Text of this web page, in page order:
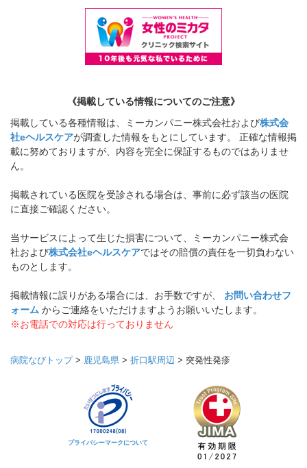
《掲載している情報についてのご注意》
掲載している各種情報は、ミーカンパニー株式会社および株式会
社eヘルスケアが調査した情報をもとにしています。 正確な情報掲
載に努めておりますが、内容を完全に保証するものではありませ
ん。
掲載されている医院を受診される場合は、事前に必ず該当の医院
に直接ご確認ください。
当サービスによって生じた損害について、ミーカンパニー株式会
社および株式会社eヘルスケアではその賠償の責任を一切負わない
ものとします。
掲載情報に誤りがある場合には、お手数ですが、 お問い合わせフ
ォーム からご連絡をいただけますようお願いいたします。
※お電話での対応は行っておりません
病院なびトップ> 鹿児島県 > 折口駅周辺 > 突発性発疹
プライバシーマークについて